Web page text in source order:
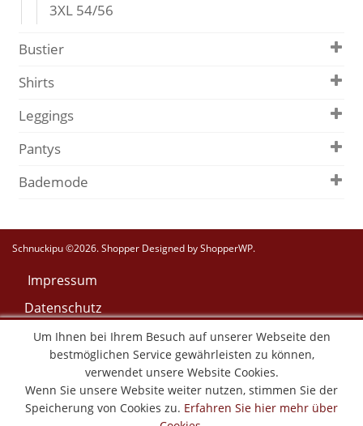
3XL 54/56
Bustier
Shirts
Leggings
Pantys
Bademode
Schnuckipu ©2026.ShopperDesigned byShopperWP.
Impressum
Datenschutz
AGB
Widerruf
Versand & Lieferung
Zahlungsweisen
Um Ihnen bei Ihrem Besuch auf unserer Webseite den
bestmöglichen Service gewährleisten zu können,
verwendet unsere Website Cookies.
Wenn Sie unsere Website weiter nutzen, stimmen Sie der
Speicherung von Cookies zu. Erfahren Sie hier mehr über